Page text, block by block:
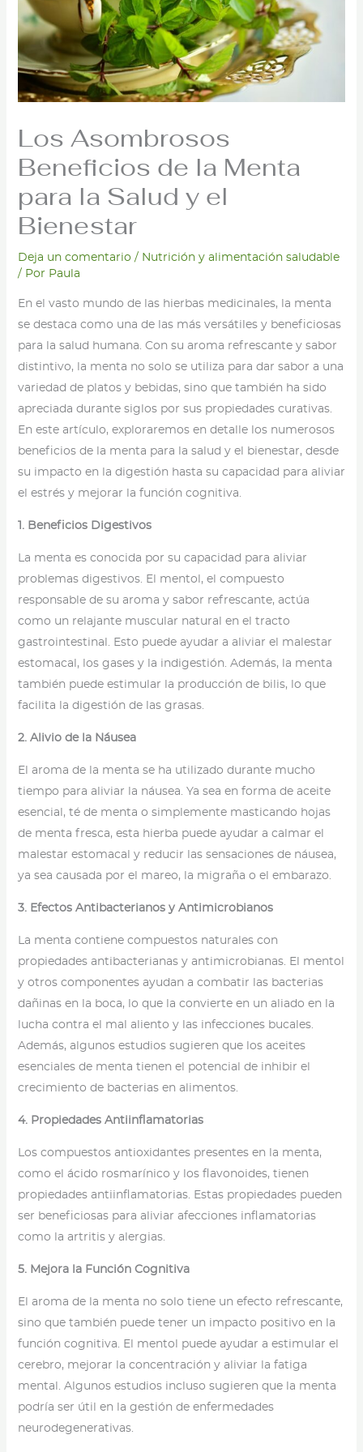
Los Asombrosos
Beneficios de la Menta
para la Salud y el
Bienestar
Deja un comentario / Nutrición y alimentación saludable
/ Por Paula
En el vasto mundo de las hierbas medicinales, la menta
se destaca como una de las más versátiles y beneficiosas
para la salud humana. Con su aroma refrescante y sabor
distintivo, la menta no solo se utiliza para dar sabor a una
variedad de platos y bebidas, sino que también ha sido
apreciada durante siglos por sus propiedades curativas.
En este artículo, exploraremos en detalle los numerosos
beneficios de la menta para la salud y el bienestar, desde
su impacto en la digestión hasta su capacidad para aliviar
el estrés y mejorar la función cognitiva.
1. Beneficios Digestivos
La menta es conocida por su capacidad para aliviar
problemas digestivos. El mentol, el compuesto
responsable de su aroma y sabor refrescante, actúa
como un relajante muscular natural en el tracto
gastrointestinal. Esto puede ayudar a aliviar el malestar
estomacal, los gases y la indigestión. Además, la menta
también puede estimular la producción de bilis, lo que
facilita la digestión de las grasas.
2. Alivio de la Náusea
El aroma de la menta se ha utilizado durante mucho
tiempo para aliviar la náusea. Ya sea en forma de aceite
esencial, té de menta o simplemente masticando hojas
de menta fresca, esta hierba puede ayudar a calmar el
malestar estomacal y reducir las sensaciones de náusea,
ya sea causada por el mareo, la migraña o el embarazo.
3. Efectos Antibacterianos y Antimicrobianos
La menta contiene compuestos naturales con
propiedades antibacterianas y antimicrobianas. El mentol
y otros componentes ayudan a combatir las bacterias
dañinas en la boca, lo que la convierte en un aliado en la
lucha contra el mal aliento y las infecciones bucales.
Además, algunos estudios sugieren que los aceites
esenciales de menta tienen el potencial de inhibir el
crecimiento de bacterias en alimentos.
4. Propiedades Antiinflamatorias
Los compuestos antioxidantes presentes en la menta,
como el ácido rosmarínico y los flavonoides, tienen
propiedades antiinflamatorias. Estas propiedades pueden
ser beneficiosas para aliviar afecciones inflamatorias
como la artritis y alergias.
5. Mejora la Función Cognitiva
El aroma de la menta no solo tiene un efecto refrescante,
sino que también puede tener un impacto positivo en la
función cognitiva. El mentol puede ayudar a estimular el
cerebro, mejorar la concentración y aliviar la fatiga
mental. Algunos estudios incluso sugieren que la menta
podría ser útil en la gestión de enfermedades
neurodegenerativas.